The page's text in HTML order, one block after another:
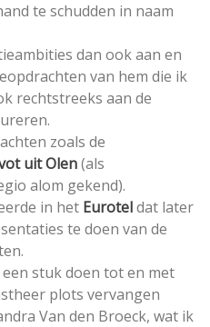
te schudden in naam
dan ook aan en
van hem die ik
rechtstreeks aan de
zoals de
uit Olen(als
alom gekend).
in het Euroteldat later
te doen van de
stuk doen tot en met
plots vervangen
Van den Broeck, wat ik